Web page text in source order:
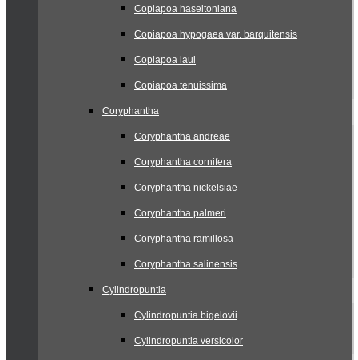
Copiapoa haseltoniana
Copiapoa hypogaea var. barquitensis
Copiapoa laui
Copiapoa tenuissima
Coryphantha
Coryphantha andreae
Coryphantha cornifera
Coryphantha nickelsiae
Coryphantha palmeri
Coryphantha ramillosa
Coryphantha salinensis
Cylindropuntia
Cylindropuntia bigelovii
Cylindropuntia versicolor